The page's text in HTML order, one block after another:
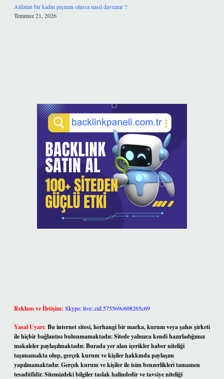
Aldatan bir kadın pişman olursa nasıl davranır ?
Temmuz 21, 2026
Reklam ve İletişim: Skype: live:.cid.575569c608265c69
Yasal Uyarı: Bu internet sitesi, herhangi bir marka, kurum veya şahıs şirketi
ile hiçbir bağlantısı bulunmamaktadır. Sitede yalnızca kendi hazırladığımız
makaleler paylaşılmaktadır. Burada yer alan içerikler haber niteliği
taşımamakta olup, gerçek kurum ve kişiler hakkında paylaşım
yapılmamaktadır. Gerçek kurum ve kişiler ile isim benzerlikleri tamamen
tesadüfidir. Sitemizdeki bilgiler taslak halindedir ve tavsiye niteliği